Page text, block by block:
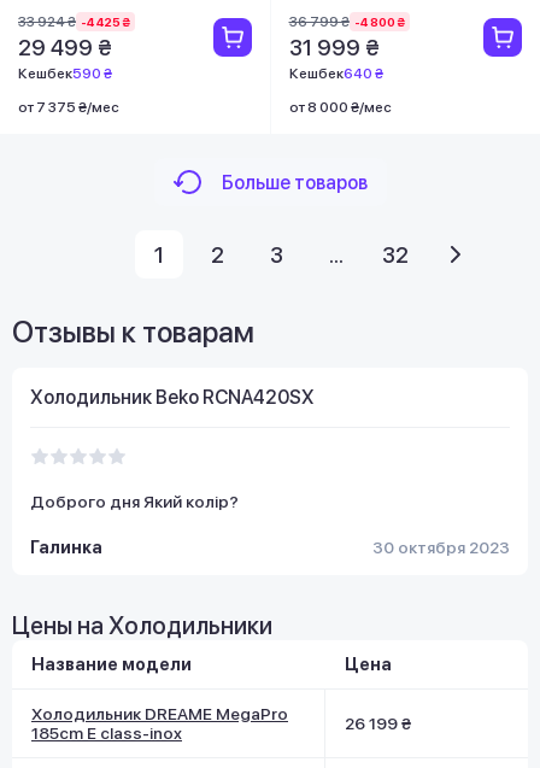
33 924 ₴ -4 425 ₴
29 499 ₴
Кешбек590 ₴
от 7 375 ₴/мес
36 799 ₴ -4 800 ₴
31 999 ₴
Кешбек640 ₴
от 8 000 ₴/мес
Больше товаров
1 2 3 ... 32
Отзывы к товарам
Холодильник Beko RCNA420SX
Доброго дня Який колір?
Галинка 30 октября 2023
Цены на Холодильники
Название модели Цена
Холодильник DREAME MegaPro
185cm E class-inox
26 199 ₴